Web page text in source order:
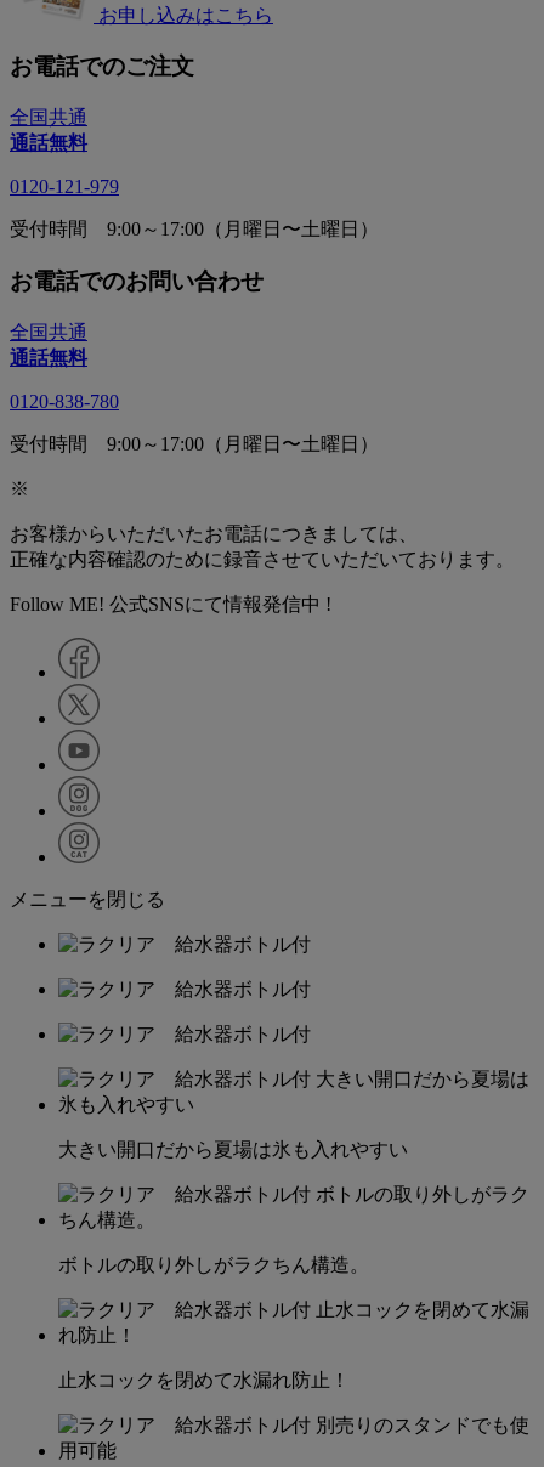
お申し込みはこちら
お電話でのご注文
全国共通
通話無料
0120-121-979
受付時間 9:00～17:00（月曜日〜土曜日）
お電話でのお問い合わせ
全国共通
通話無料
0120-838-780
受付時間 9:00～17:00（月曜日〜土曜日）
※
お客様からいただいたお電話につきましては、
正確な内容確認のために録音させていただいております。
Follow ME! 公式SNSにて情報発信中 !
メニューを閉じる
大きい開口だから夏場は氷も入れやすい
ボトルの取り外しがラクちん構造。
止水コックを閉めて水漏れ防止！